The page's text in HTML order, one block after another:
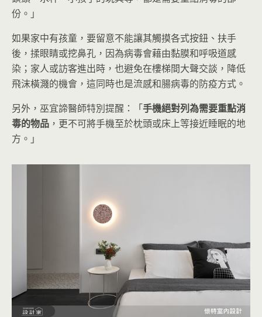
份。」
如果家中有孩童，要留意不能讓其觸摸各式按鈕、扶手
後，揉眼睛或挖鼻孔，因為病毒會藉由黏膜和呼吸道感
染；家人或訪客進出時，也避免在樓梯間大聲交談，降低
飛沫橫濺的機會，這同時也是流感和腸病毒的防疫方式。
另外，巫宜諦醫師特別提醒：「手機絕對列為需要重點消
毒的物品 ，更不可將手機至於枕頭或床上等接近睡眠的地
方。」